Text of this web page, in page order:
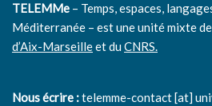
TELEMMe – Temps, espaces,
Méditerranée – est une unité mixte de
d’Aix-Marseilleet duCNRS.
Nous écrire :telemme-contact [at]